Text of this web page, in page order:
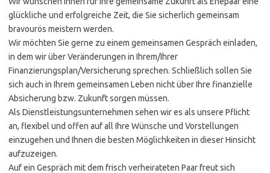
glückliche und erfolgreiche Zeit, die Sie sicherlich gemeinsam
bravourös meistern werden.
Wir möchten Sie gerne zu einem gemeinsamen Gespräch einladen,
in dem wir über Veränderungen in Ihrem/Ihrer
Finanzierungsplan/Versicherung sprechen. Schließlich sollen Sie
sich auch in Ihrem gemeinsamen Leben nicht über Ihre finanzielle
Absicherung bzw. Zukunft sorgen müssen.
Als Dienstleistungsunternehmen sehen wir es als unsere Pflicht
an, flexibel und offen auf all Ihre Wünsche und Vorstellungen
einzugehen und Ihnen die besten Möglichkeiten in dieser Hinsicht
aufzuzeigen.
Auf ein Gespräch mit dem frisch verheirateten Paar freut sich